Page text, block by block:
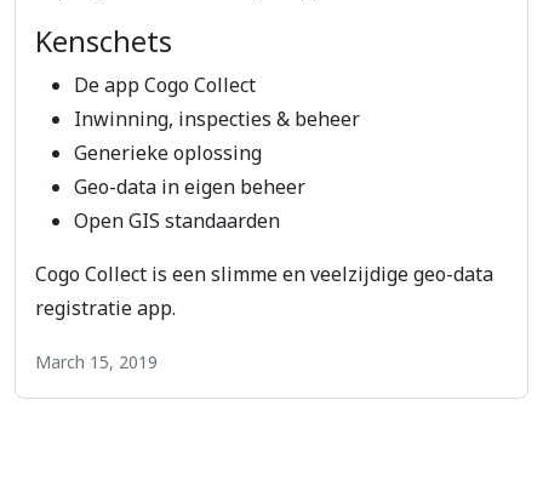
Kenschets
De app Cogo Collect
Inwinning, inspecties & beheer
Generieke oplossing
Geo-data in eigen beheer
Open GIS standaarden
Cogo Collect is een slimme en veelzijdige geo-data
registratie app.
March 15, 2019